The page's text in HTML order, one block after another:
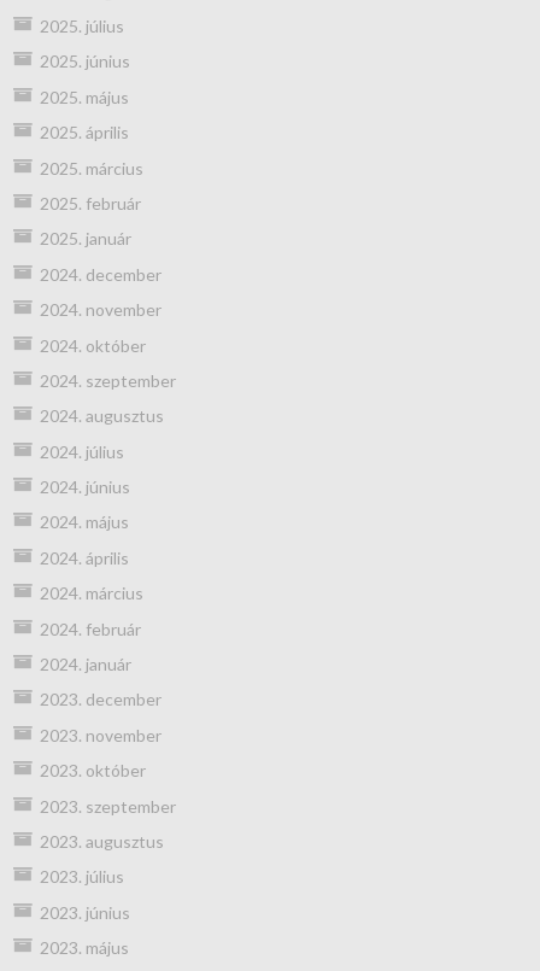
2025. július
2025. június
2025. május
2025. április
2025. március
2025. február
2025. január
2024. december
2024. november
2024. október
2024. szeptember
2024. augusztus
2024. július
2024. június
2024. május
2024. április
2024. március
2024. február
2024. január
2023. december
2023. november
2023. október
2023. szeptember
2023. augusztus
2023. július
2023. június
2023. május